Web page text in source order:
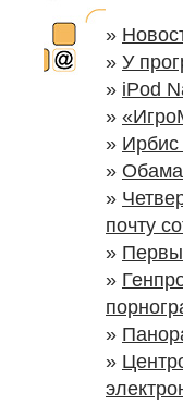
»
» У
» iPod
»
»
» Обама
»
почту
»
»
»
»